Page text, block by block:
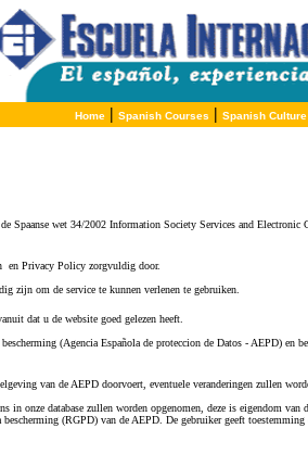
Home| Spanish Courses | Spanish Culture
Spaanse wet 34/2002 Information Society Services and
en Privacy Policy zorgvuldig door.
zijn om de service te kunnen verlenen te gebruiken.
dat u de website goed gelezen heeft.
(Agencia Española de proteccion de Datos - AEPD) en
van de AEPD doorvoert, eventuele veranderingen zullen
in onze database zullen worden opgenomen, deze is eigendom
(RGPD) van de AEPD. De gebruiker geeft toestemming